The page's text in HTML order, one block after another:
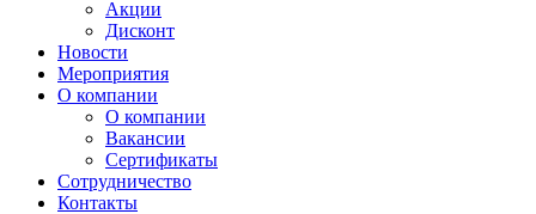
Акции
Дисконт
Новости
Мероприятия
О компании
О компании
Вакансии
Сертификаты
Сотрудничество
Контакты